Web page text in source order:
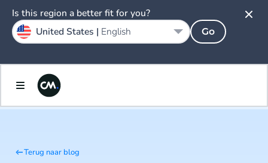
Terug naar blog
Is this region a better fit for you?
United States | English Go